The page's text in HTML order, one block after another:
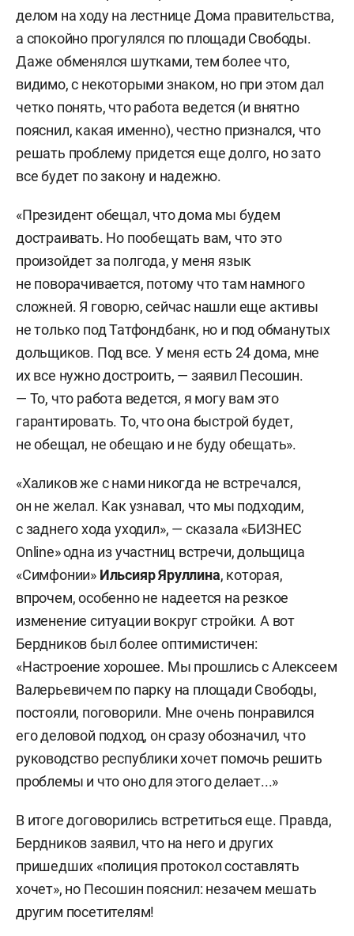
делом на ходу на лестнице Дома правительства,
а спокойно прогулялся по площади Свободы.
Даже обменялся шутками, тем более что,
видимо, с некоторыми знаком, но при этом дал
четко понять, что работа ведется (и внятно
пояснил, какая именно), честно признался, что
решать проблему придется еще долго, но зато
все будет по закону и надежно.
«Президент обещал, что дома мы будем
достраивать. Но пообещать вам, что это
произойдет за полгода, у меня язык
не поворачивается, потому что там намного
сложней. Я говорю, сейчас нашли еще активы
не только под Татфондбанк, но и под обманутых
дольщиков. Под все. У меня есть 24 дома, мне
их все нужно достроить, — заявил Песошин.
— То, что работа ведется, я могу вам это
гарантировать. То, что она быстрой будет,
не обещал, не обещаю и не буду обещать».
«Халиков же с нами никогда не встречался,
он не желал. Как узнавал, что мы подходим,
с заднего хода уходил», — сказала «БИЗНЕС
Online» одна из участниц встречи, дольщица
«Симфонии» Ильсияр Яруллина, которая,
впрочем, особенно не надеется на резкое
изменение ситуации вокруг стройки. А вот
Бердников был более оптимистичен:
«Настроение хорошее. Мы прошлись с Алексеем
Валерьевичем по парку на площади Свободы,
постояли, поговорили. Мне очень понравился
его деловой подход, он сразу обозначил, что
руководство республики хочет помочь решить
проблемы и что оно для этого делает...»
В итоге договорились встретиться еще. Правда,
Бердников заявил, что на него и других
пришедших «полиция протокол составлять
хочет», но Песошин пояснил: незачем мешать
другим посетителям!